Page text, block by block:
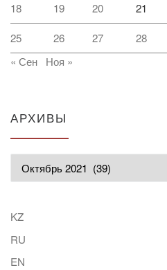
18 19 20 21
25 26 27 28
« Сен
Ноя »
АРХИВЫ
KZ
RU
EN